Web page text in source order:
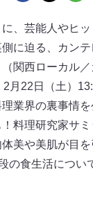
、芸能人やヒ
に迫る、カン
関西ローカル／
月22日（土）
業界の裏事情
料理研究家サ
美や美肌が目を
の食生活につい